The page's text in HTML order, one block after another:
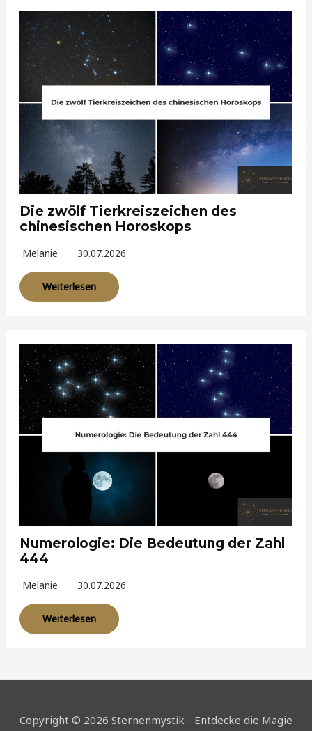
Die zwölf Tierkreiszeichen des
chinesischen Horoskops
Melanie 30.07.2026
Weiterlesen
Numerologie: Die Bedeutung der Zahl
444
Melanie 30.07.2026
Weiterlesen
Copyright © 2026 Sternenmystik - Entdecke die Magie